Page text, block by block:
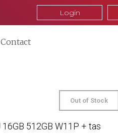
Login
Contact
Out of Stock
512GB W11P + tas